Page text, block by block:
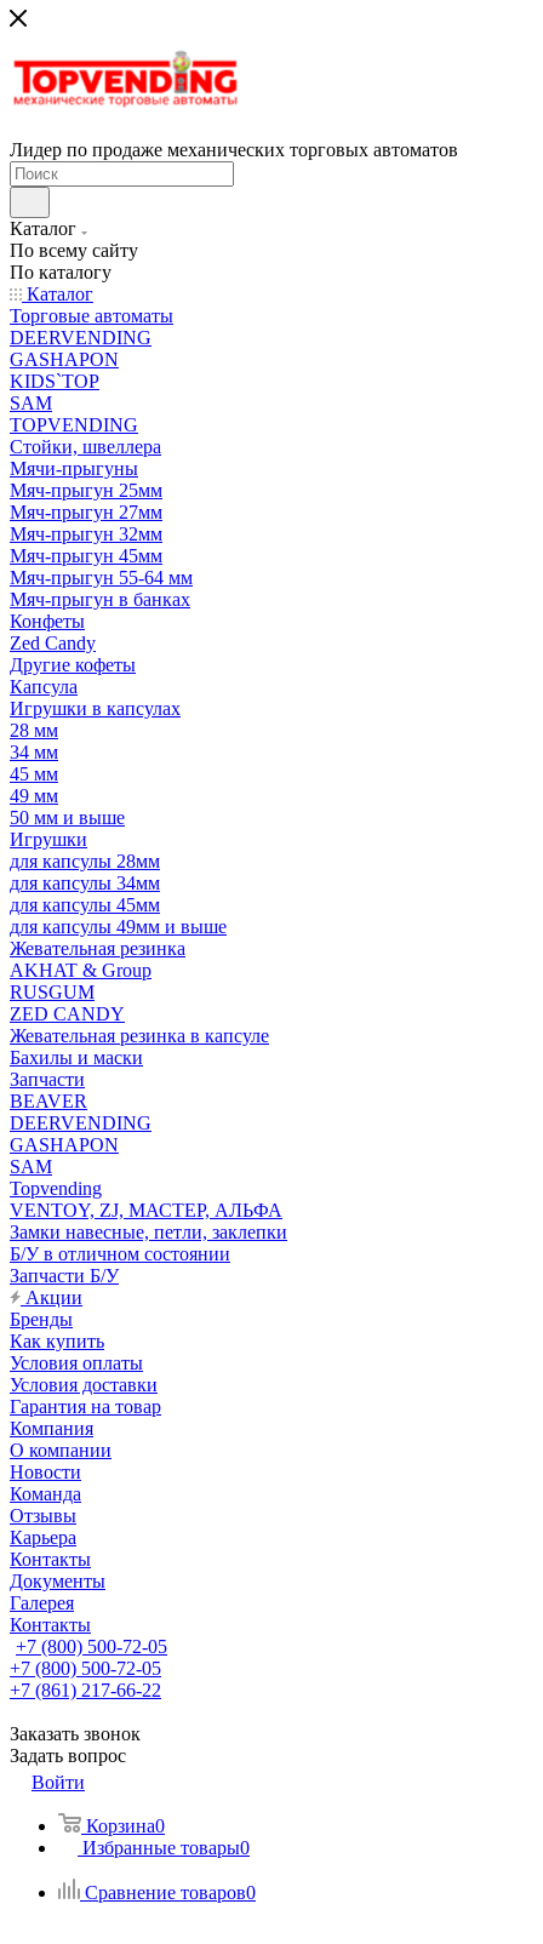
Лидер по продаже механических торговых автоматов
Каталог
По всему сайту
По каталогу
Каталог
Торговые автоматы
DEERVENDING
GASHAPON
KIDS`TOP
SAM
TOPVENDING
Стойки, швеллера
Мячи-прыгуны
Мяч-прыгун 25мм
Мяч-прыгун 27мм
Мяч-прыгун 32мм
Мяч-прыгун 45мм
Мяч-прыгун 55-64 мм
Мяч-прыгун в банках
Конфеты
Zed Candy
Другие кофеты
Капсула
Игрушки в капсулах
28 мм
34 мм
45 мм
49 мм
50 мм и выше
Игрушки
для капсулы 28мм
для капсулы 34мм
для капсулы 45мм
для капсулы 49мм и выше
Жевательная резинка
AKHAT & Group
RUSGUM
ZED CANDY
Жевательная резинка в капсуле
Бахилы и маски
Запчасти
BEAVER
DEERVENDING
GASHAPON
SAM
Topvending
VENTOY, ZJ, МАСТЕР, АЛЬФА
Замки навесные, петли, заклепки
Б/У в отличном состоянии
Запчасти Б/У
Акции
Бренды
Как купить
Условия оплаты
Условия доставки
Гарантия на товар
Компания
О компании
Новости
Команда
Отзывы
Карьера
Контакты
Документы
Галерея
Контакты
+7 (800) 500-72-05
+7 (800) 500-72-05
+7 (861) 217-66-22
Заказать звонок
Задать вопрос
Войти
Корзина0
Избранные товары0
Сравнение товаров0